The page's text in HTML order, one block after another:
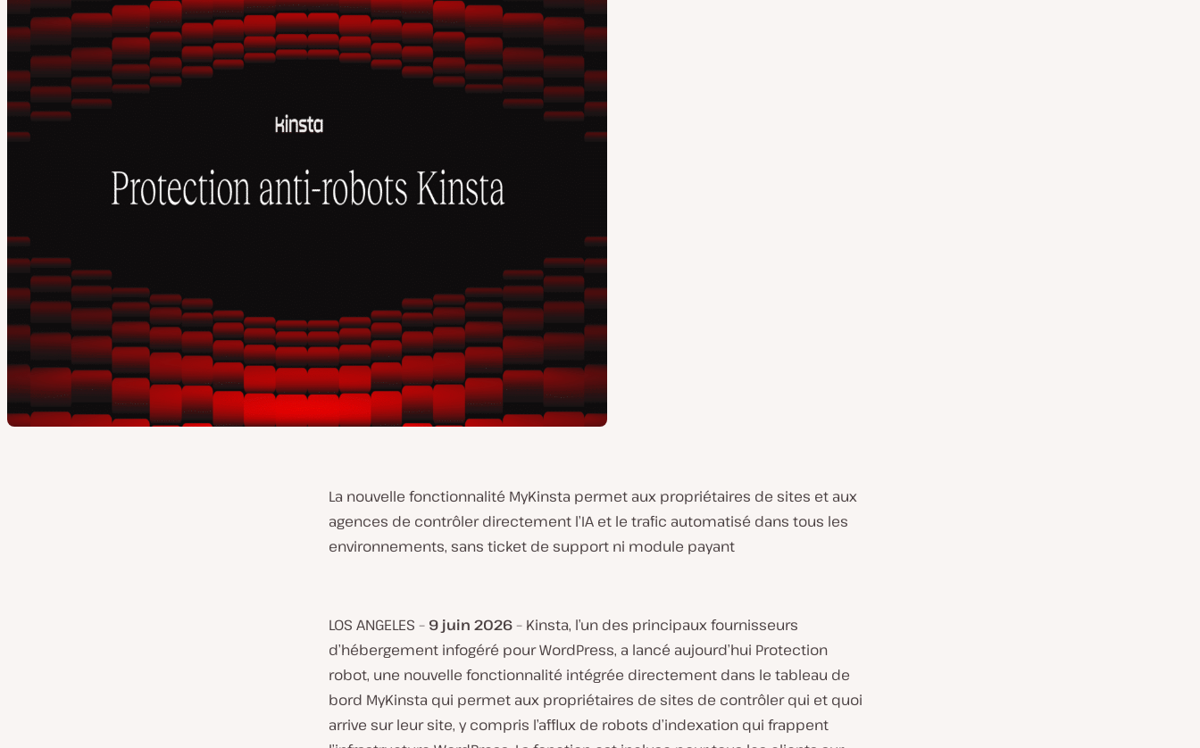
La nouvelle fonctionnalité MyKinsta permet aux propriétaires de sites et aux
agences de contrôler directement l’IA et le trafic automatisé dans tous les
environnements, sans ticket de support ni module payant
LOS ANGELES – 9 juin 2026– Kinsta, l’un des principaux fournisseurs
d’hébergement infogéré pour WordPress, a lancé aujourd’hui Protection
robot, une nouvelle fonctionnalité intégrée directement dans le tableau de
bord MyKinsta qui permet aux propriétaires de sites de contrôler qui et quoi
arrive sur leur site, y compris l’afflux de robots d’indexation qui frappent